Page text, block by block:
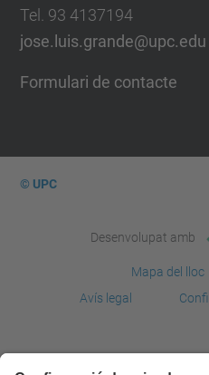
Tel. 93 4137194
jose.luis.grande@upc.edu
Formulari de contacte
© UPC
Desenvolupat amb
Mapa del lloc
Avís legal